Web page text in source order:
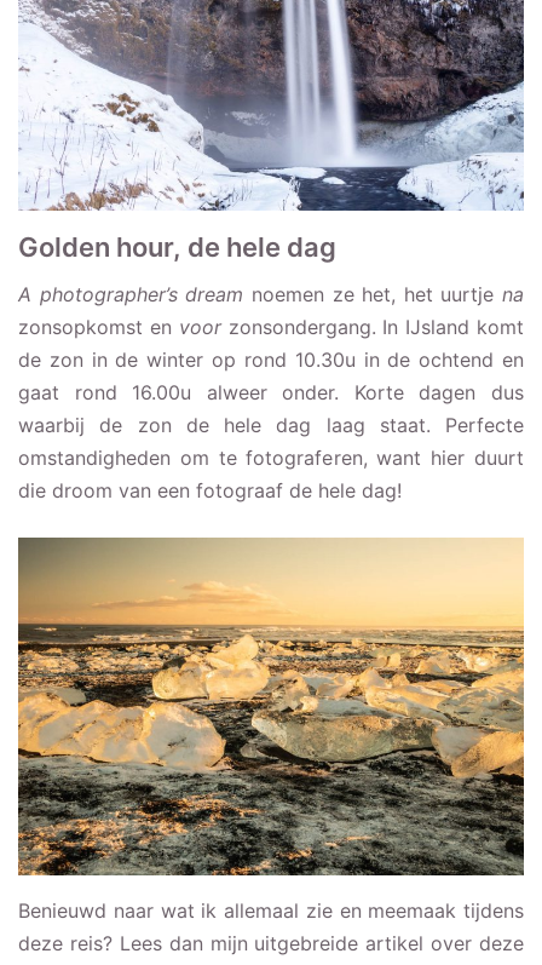
Golden hour, de hele dag
A photographer’s dream noemen ze het, het uurtje na
zonsopkomst en voorzonsondergang. In IJsland komt
de zon in de winter op rond 10.30u in de ochtend en
gaat rond 16.00u alweer onder. Korte dagen dus
waarbij de zon de hele dag laag staat. Perfecte
omstandigheden om te fotograferen, want hier duurt
die droom van een fotograaf de hele dag!
Benieuwd naar wat ik allemaal zie en meemaak tijdens
deze reis? Lees dan mijn uitgebreide artikel over deze